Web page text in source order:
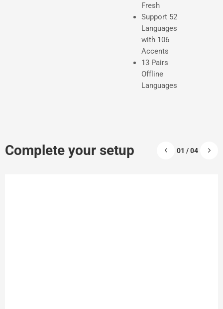
Fresh
Support 52
Languages
with 106
Accents
13 Pairs
Offline
Languages
Complete your setup 01 / 04